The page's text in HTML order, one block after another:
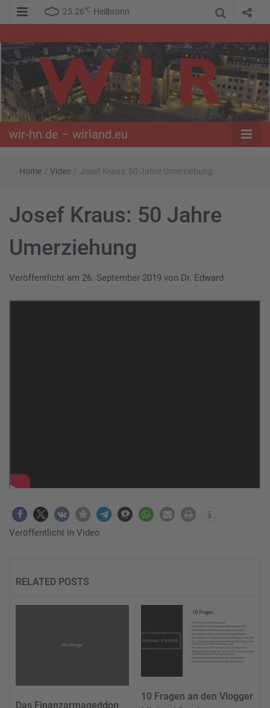
25.26℃ Heilbronn
wir-hn.de –
wirland.eu
wir-hn.de – wirland.eu
Home / Video / Josef Kraus: 50 Jahre Umerziehung
Josef Kraus: 50 Jahre
Umerziehung
Veröffentlicht am 26. September 2019 von Dr. Edward
Veröffentlicht in Video
RELATED POSTS
Das Finanzarmageddon
10 Fragen an den Vlogger